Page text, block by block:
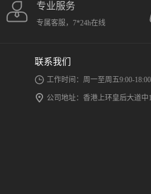
专业服务
专属客服，7*24h在线
联系我们
工作时间：周一至周五9:00-
公司地址：香港上环皇后大道中